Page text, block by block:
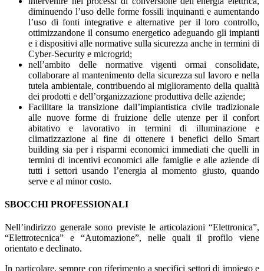
diminuendo l’uso delle forme fossili inquinanti e aumentando
l’uso di fonti integrative e alternative per il loro controllo,
ottimizzandone il consumo energetico adeguando gli impianti
e i dispositivi alle normative sulla sicurezza anche in termini di
Cyber-Security e microgrid;
nell’ambito delle normative vigenti ormai consolidate,
collaborare al mantenimento della sicurezza sul lavoro e nella
tutela ambientale, contribuendo al miglioramento della qualità
dei prodotti e dell’organizzazione produttiva delle aziende;
Facilitare la transizione dall’impiantistica civile tradizionale
alle nuove forme di fruizione delle utenze per il confort
abitativo e lavorativo in termini di illuminazione e
climatizzazione al fine di ottenere i benefici dello Smart
building sia per i risparmi economici immediati che quelli in
termini di incentivi economici alle famiglie e alle aziende di
tutti i settori usando l’energia al momento giusto, quando
serve e al minor costo.
SBOCCHI PROFESSIONALI
Nell’indirizzo generale sono previste le articolazioni “Elettronica”,
“Elettrotecnica” e “Automazione”, nelle quali il profilo viene
orientato e declinato.
In particolare, sempre con riferimento a specifici settori di impiego e